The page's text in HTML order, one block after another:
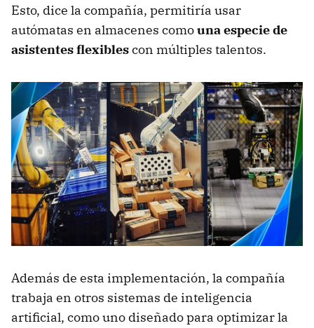
Esto, dice la compañía, permitiría usar
autómatas en almacenes comouna especie de
asistentes flexiblescon múltiples talentos.
Además de esta implementación, la compañía
trabaja en otros sistemas de inteligencia
artificial, como uno diseñado para optimizar la